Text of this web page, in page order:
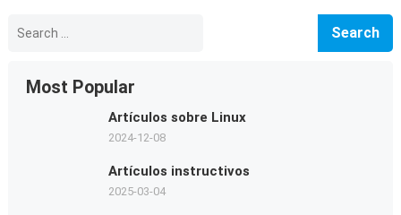
for:
Most Popular
Artículos sobre Linux
2024-12-08
Artículos instructivos
2025-03-04